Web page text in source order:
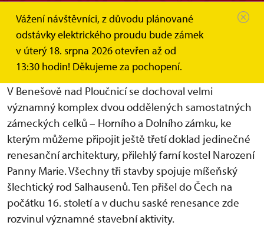
Vážení návštěvníci, z důvodu plánované
odstávky elektrického proudu bude zámek
v úterý 18. srpna 2026 otevřen až od
13:30 hodin! Děkujeme za pochopení.
Benešov nad Ploučnicí O zámku
O zámku
V Benešově nad Ploučnicí se dochoval velmi
významný komplex dvou oddělených samostatných
zámeckých celků – Horního a Dolního zámku, ke
kterým můžeme připojit ještě třetí doklad jedinečné
renesanční architektury, přilehlý farní kostel Narození
Panny Marie. Všechny tři stavby spojuje míšeňský
šlechtický rod Salhausenů. Ten přišel do Čech na
počátku 16. století a v duchu saské renesance zde
rozvinul významné stavební aktivity.